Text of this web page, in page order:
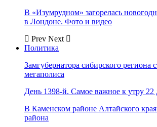
В «Изумрудном» загорелась
в Лондоне. Фото и видео
Prev Next
Политика
Замгубернатора сибирского региона
мегаполиса
День 1398-й. Самое важное к утру 22
В Каменском районе Алтайского
района